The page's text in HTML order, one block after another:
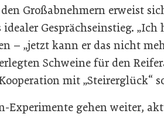
Großabnehmern erweist
Gesprächseinstieg. „Ich
– „jetzt kann er das nicht
Schweine für den
mit „Steirerglück“
Experimente gehen weiter,